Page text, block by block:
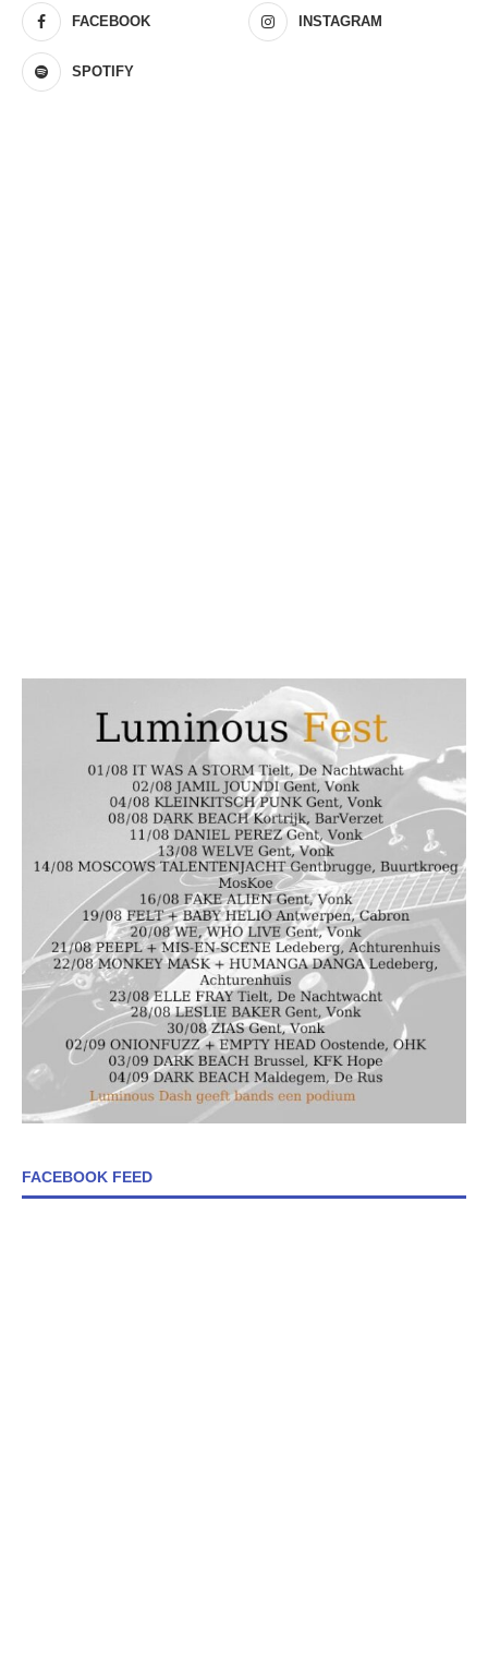
FACEBOOK INSTAGRAM
SPOTIFY
FACEBOOK FEED